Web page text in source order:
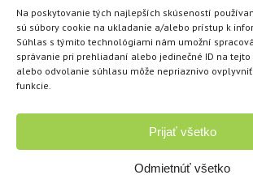
Na poskytovanie tých najlepších skúseností
sú súbory cookie na ukladanie a/alebo prístup k
Súhlas s týmito technológiami nám umožní
správanie pri prehliadaní alebo jedinečné ID na tejto
alebo odvolanie súhlasu môže nepriaznivo
funkcie.
Prijať všetko
Odmietnúť všetko
Podrobnú dokumentáciu a návody na prácu s
nájdete tu:https://orbispictus.sk/vyuka-co-
ucebnicami/.
V prípade problémov s e-učebnicami alebo
Copyright © 1991 - 2026 Orbis Pictus